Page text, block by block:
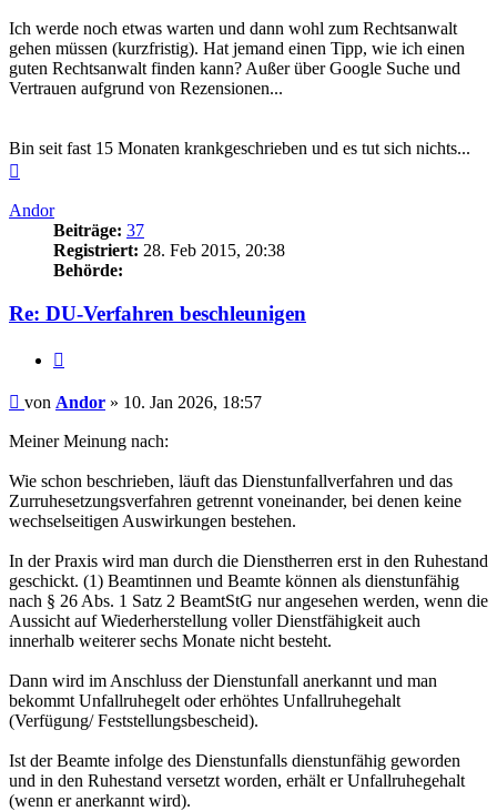
Ich werde noch etwas warten und dann wohl zum Rechtsanwalt
gehen müssen (kurzfristig). Hat jemand einen Tipp, wie ich einen
guten Rechtsanwalt finden kann? Außer über Google Suche und
Vertrauen aufgrund von Rezensionen...
Bin seit fast 15 Monaten krankgeschrieben und es tut sich nichts...
Andor
Beiträge: 37
Registriert: 28. Feb 2015, 20:38
Behörde:
Re: DU-Verfahren beschleunigen
Beitrag
von Andor » 10. Jan 2026, 18:57
Meiner Meinung nach:
Wie schon beschrieben, läuft das Dienstunfallverfahren und das
Zurruhesetzungsverfahren getrennt voneinander, bei denen keine
wechselseitigen Auswirkungen bestehen.
In der Praxis wird man durch die Dienstherren erst in den Ruhestand
geschickt. (1) Beamtinnen und Beamte können als dienstunfähig
nach § 26 Abs. 1 Satz 2 BeamtStG nur angesehen werden, wenn die
Aussicht auf Wiederherstellung voller Dienstfähigkeit auch
innerhalb weiterer sechs Monate nicht besteht.
Dann wird im Anschluss der Dienstunfall anerkannt und man
bekommt Unfallruhegelt oder erhöhtes Unfallruhegehalt
(Verfügung/ Feststellungsbescheid).
Ist der Beamte infolge des Dienstunfalls dienstunfähig geworden
und in den Ruhestand versetzt worden, erhält er Unfallruhegehalt
(wenn er anerkannt wird).